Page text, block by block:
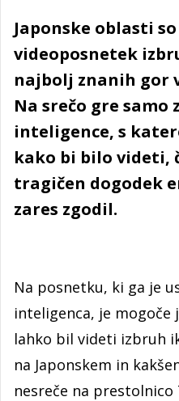
Japonske oblasti
videoposnetek
najbolj znanih gor
Na srečo gre
inteligence, s
kako bi bilo videti,
tragičen dogodek
zares zgodil.
Na posnetku, ki ga je
inteligenca, je mogoče
lahko bil videti izbruh
na Japonskem in
nesreče na prestolnico